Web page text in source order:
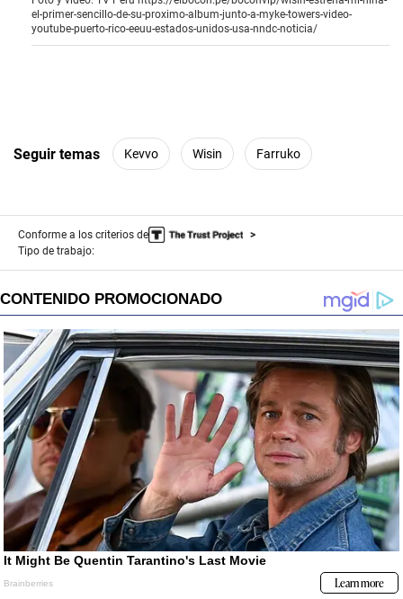
el-primer-sencillo-de-su-proximo-album-junto-a-myke-towers-video-
youtube-puerto-rico-eeuu-estados-unidos-usa-nndc-noticia/
Seguir temas Kevvo Wisin Farruko
Conforme a los criterios de
Tipo de trabajo: